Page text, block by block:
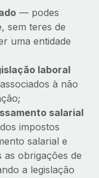
— podes
sem teres de
uma entidade
laboral
à não
salarial
impostos
salarial e
as obrigações de
a legislação